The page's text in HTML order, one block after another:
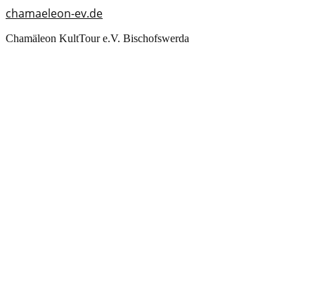
chamaeleon-ev.de
Chamäleon KultTour e.V. Bischofswerda